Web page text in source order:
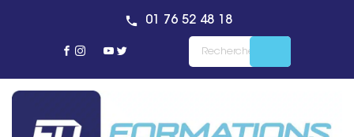
01 76 52 48 18